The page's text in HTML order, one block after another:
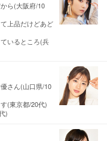
ら(大阪府/10
上品だけどあど
いるところ(兵
さん(山口県/10
(東京都/20代)
)